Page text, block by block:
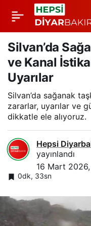
Silvan’da
ve Kanal
Uyarılar
Silvan’da sağanak
zararlar, uyarılar ve
dikkatle ele alıyoruz.
Hepsi
yayınlandı
16 Mart
0dk, 33sn
Artuklu’da Yağış
Sonrası Kümeste Su
Baskını ve Tavuk
Kaybı